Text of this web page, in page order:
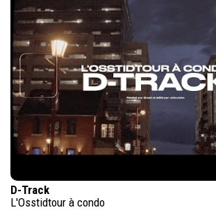
D-Track
L'Osstidtour à condo